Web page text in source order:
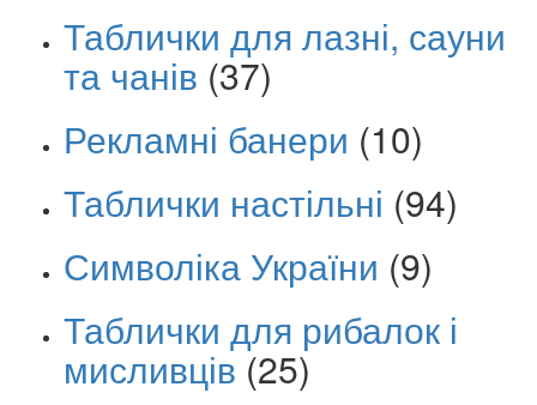
Таблички для лазні, сауни
та чанів (37)
Рекламні банери (10)
Таблички настільні (94)
Символіка України (9)
Таблички для рибалок і
мисливців (25)